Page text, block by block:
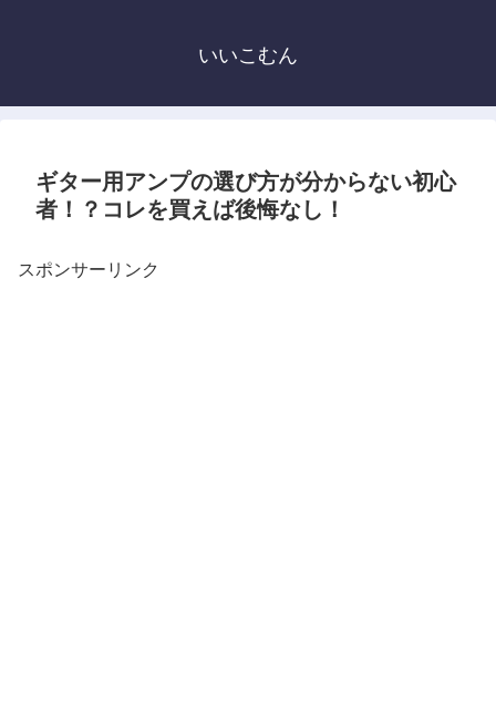
いいこむん
ギター用アンプの選び方が分からない初心
者！？コレを買えば後悔なし！
スポンサーリンク